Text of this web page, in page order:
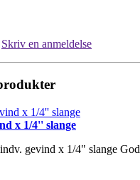
Skriv en anmeldelse
x 1/4'' slange
gevind x 1/4" slange